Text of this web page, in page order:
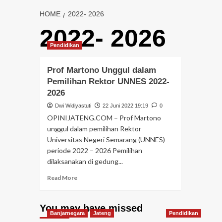
HOME 2022- 2026
2022- 2026
Pendidikan
Prof Martono Unggul dalam
Pemilihan Rektor UNNES 2022-
2026
Dwi Widiyastuti 22 Juni 2022 19:19 0
OPINIJATENG.COM – Prof Martono
unggul dalam pemilihan Rektor
Universitas Negeri Semarang (UNNES)
periode 2022 – 2026 Pemilihan
dilaksanakan di gedung...
Read More
You may have missed
Banjarnegara Jateng Pendidikan